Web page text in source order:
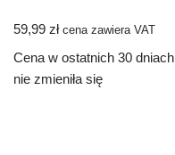
59,99 zł cena zawiera VAT
Cena w ostatnich 30 dniach
nie zmieniła się